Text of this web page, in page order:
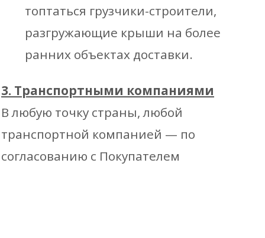
топтаться грузчики-строители,
разгружающие крыши на более
ранних объектах доставки.
3. Транспортными компаниями
В любую точку страны, любой
транспортной компанией — по
согласованию с Покупателем